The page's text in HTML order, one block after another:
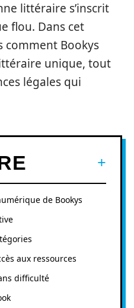
littéraire s’inscrit
flou. Dans cet
comment Bookys
unique, tout
légales qui
de Bookys
aux ressources
difficulté